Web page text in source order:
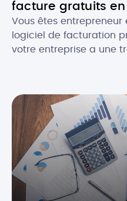
facture gratuits en
Vous êtes entrepreneur
logiciel de facturation
votre entreprise a une
plutôt facile de trouver
gratuit ET efficace !